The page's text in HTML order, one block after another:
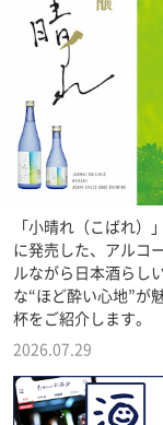
「小晴れ（こばれ）
に発売した、アルコ
ルながら日本酒らし
な“ほど酔い心地”が
杯をご紹介します。
2026.07.29